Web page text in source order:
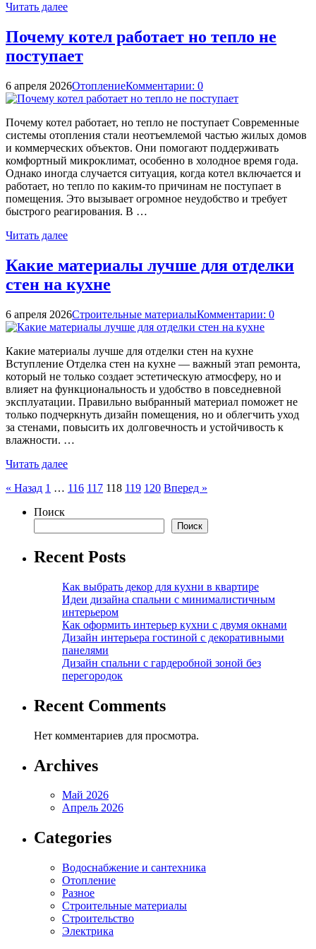
Читать далее
Почему котел работает но тепло не
поступает
6 апреля 2026ОтоплениеКомментарии: 0
Почему котел работает, но тепло не поступает Современные
системы отопления стали неотъемлемой частью жилых домов
и коммерческих объектов. Они помогают поддерживать
комфортный микроклимат, особенно в холодное время года.
Однако иногда случается ситуация, когда котел включается и
работает, но тепло по каким-то причинам не поступает в
помещения. Это вызывает огромное неудобство и требует
быстрого реагирования. В …
Читать далее
Какие материалы лучше для отделки
стен на кухне
6 апреля 2026Строительные материалыКомментарии: 0
Какие материалы лучше для отделки стен на кухне
Вступление Отделка стен на кухне — важный этап ремонта,
который не только создает эстетическую атмосферу, но и
влияет на функциональность и удобство в повседневной
эксплуатации. Правильно выбранный материал поможет не
только подчеркнуть дизайн помещения, но и облегчить уход
за стенами, повысить их долговечность и устойчивость к
влажности. …
Читать далее
Пагинация
записей
« Назад 1 … 116 117 118 119 120 Вперед »
Поиск
Поиск
Recent Posts
Как выбрать декор для кухни в квартире
Идеи дизайна спальни с минималистичным
интерьером
Как оформить интерьер кухни с двумя окнами
Дизайн интерьера гостиной с декоративными
панелями
Дизайн спальни с гардеробной зоной без
перегородок
Recent Comments
Нет комментариев для просмотра.
Archives
Май 2026
Апрель 2026
Categories
Водоснабжение и сантехника
Отопление
Разное
Строительные материалы
Строительство
Электрика